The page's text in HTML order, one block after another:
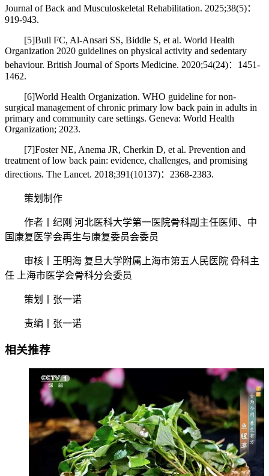
Journal of Back and Musculoskeletal Rehabilitation. 2025;38(5)：
919-943.
[5]Bull FC, Al-Ansari SS, Biddle S, et al. World Health
Organization 2020 guidelines on physical activity and sedentary
behaviour. British Journal of Sports Medicine. 2020;54(24)：1451-
1462.
[6]World Health Organization. WHO guideline for non-
surgical management of chronic primary low back pain in adults in
primary and community care settings. Geneva: World Health
Organization; 2023.
[7]Foster NE, Anema JR, Cherkin D, et al. Prevention and
treatment of low back pain: evidence, challenges, and promising
directions. The Lancet. 2018;391(10137)：2368-2383.
策划制作
作者丨纪刚 河北医科大学第一医院骨科副主任医师、中
国康复医学会再生与康复委员会委员
审核丨王明海 复旦大学附属上海市第五人民医院 骨科主
任 上海市医学会骨科分会委员
策划丨张一诺
责编丨张一诺
相关推荐